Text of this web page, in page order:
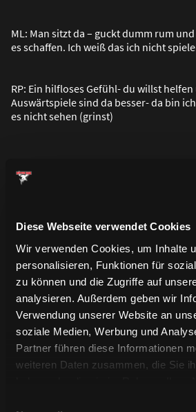
Diese Webseite verwendet Cookies
Wir verwenden Cookies, um Inhalte
personalisieren, Funktionen für
zu können und die Zugriffe auf
analysieren. Außerdem geben wir
Verwendung unserer Website an
soziale Medien, Werbung und
Partner führen diese Informationen
weiteren Daten zusammen, die Sie
ML: Man sitzt da – guckt dumm rum
es schaffen. Ich weißdas ich nicht
RP: Ein hilfloses Gefühl- du willst
Auswärtspiele sind da besser- da bin
es nicht sehen (grinst)
alles andere entwickelt sich im Laufe
Bonus. Es ist immer eine schöne
Namen zu spielen.
RP: Nationalmannschaft ist für mich
den NHL-Jungs.